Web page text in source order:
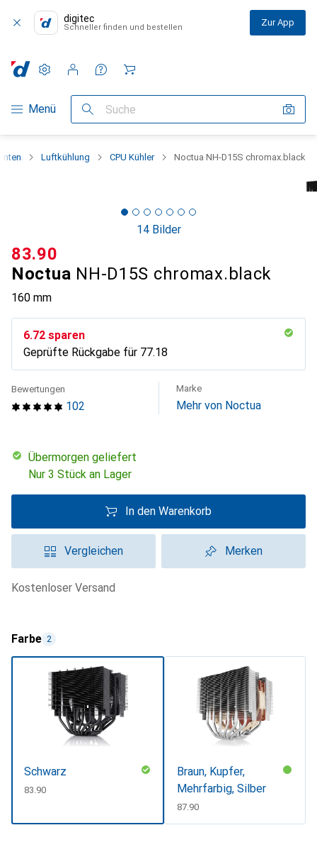
digitec
Schneller finden und bestellen Zur App
Navigation nach Kategorien
Menü Suche
Einstellungen
Kundenkonto
Vergleichslisten
Merklisten
Warenkorb
Luftkühlung CPU Kühler Noctua NH-D15S chromax.black
14 Bilder
Noctua NH-D15S chromax.black
160 mm
CHF
83.90
CHF
6.72 sparen
Geprüfte Rückgabe für CHF
77.18
102
Bewertungen Marke
Mehr von Noctua
übermorgen geliefert
Nur 3 Stück an Lager
In den Warenkorb
Vergleichen Merken
kostenloser Versand
Farbe 2
Schwarz
CHF
83.90
Braun, Kupfer,
Mehrfarbig, Silber
CHF
87.90